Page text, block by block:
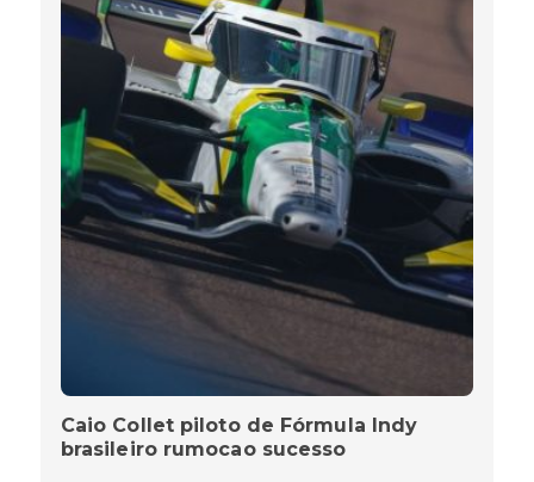
Caio Collet piloto de Fórmula Indy
brasileiro rumocao sucesso